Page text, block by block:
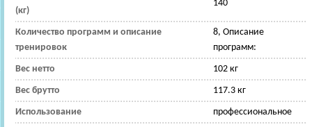
(кг)
140
Количество программ и описание
тренировок
8, Описание
программ:
Вес нетто 102 кг
Вес брутто 117.3 кг
Использование профессиональное